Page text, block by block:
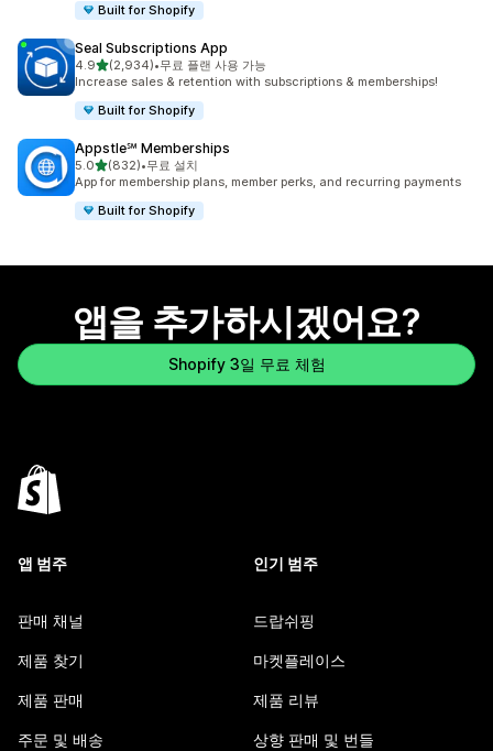
Built for Shopify
Seal Subscriptions App
4.9별 5개 중
(2,934)
총 리뷰 2934개
•무료 플랜 사용 가능
Increase sales & retention with subscriptions & memberships!
Built for Shopify
Appstle℠ Memberships
5.0별 5개 중
(832)
총 리뷰 832개
•무료 설치
App for membership plans, member perks, and recurring payments
Built for Shopify
앱을 추가하시겠어요?
Shopify 3일 무료 체험
앱 범주
판매 채널
제품 찾기
제품 판매
주문 및 배송
인기 범주
드랍쉬핑
마켓플레이스
제품 리뷰
상향 판매 및 번들